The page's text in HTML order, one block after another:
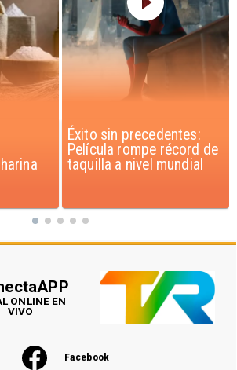
de
Corte Suprema confirma
pago de $1.000 millones
por caso ProCultura
Facebook
ONLINE EN
VIVO